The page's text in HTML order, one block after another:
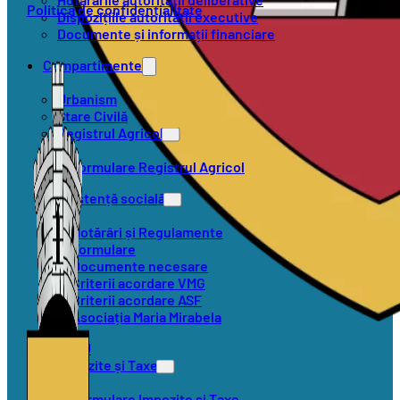
Dispozițiile autorității executive
Documente și informații financiare
Compartimente
Urbanism
Stare Civilă
Registrul Agricol
Formulare Registrul Agricol
Asistență socială
Hotărâri și Regulamente
Formulare
Documente necesare
Criterii acordare VMG
Criterii acordare ASF
Asociația Maria Mirabela
SVSU
Impozite și Taxe
Politica de confidențialitate